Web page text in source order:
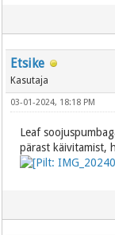
Etsike
Kasutaja
03-01-2024, 18:18 PM
Leaf
pärast käivitamist,